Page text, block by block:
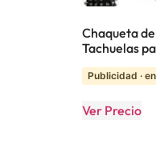
Chaqueta
Tachuelas
Publicidad ·
Ver Precio